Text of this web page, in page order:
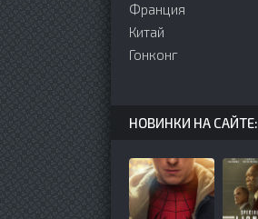
Франция
Китай
Гонконг
НОВИНКИ НА САЙТЕ: